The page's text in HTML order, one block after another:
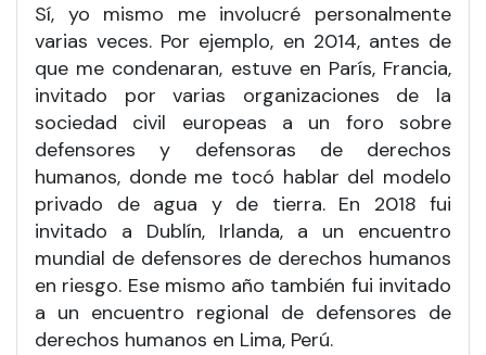
Sí, yo mismo me involucré personalmente
varias veces. Por ejemplo, en 2014, antes de
que me condenaran, estuve en París, Francia,
invitado por varias organizaciones de la
sociedad civil europeas a un foro sobre
defensores y defensoras de derechos
humanos, donde me tocó hablar del modelo
privado de agua y de tierra. En 2018 fui
invitado a Dublín, Irlanda, a un encuentro
mundial de defensores de derechos humanos
en riesgo. Ese mismo año también fui invitado
a un encuentro regional de defensores de
derechos humanos en Lima, Perú.